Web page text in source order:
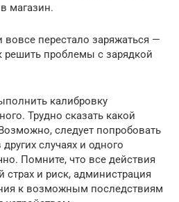
магазин.
вовсе перестало заряжаться —
решить проблемы с зарядкой
калибровку
Трудно сказать какой
следует попробовать
случаях и одного
Помните, что все действия
страх и риск, администрация
к возможным последствиям